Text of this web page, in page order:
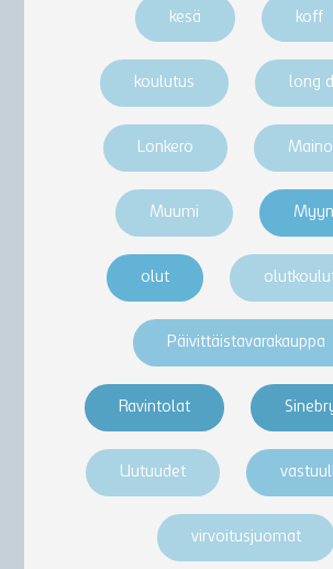
kesä koff
koulutus long
Lonkero
Muumi
olut
Päivittäistavarakauppa
Ravintolat
Uutuudet
virvoitusjuomat